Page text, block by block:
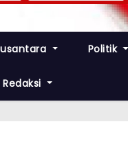
Politik
Redaksi